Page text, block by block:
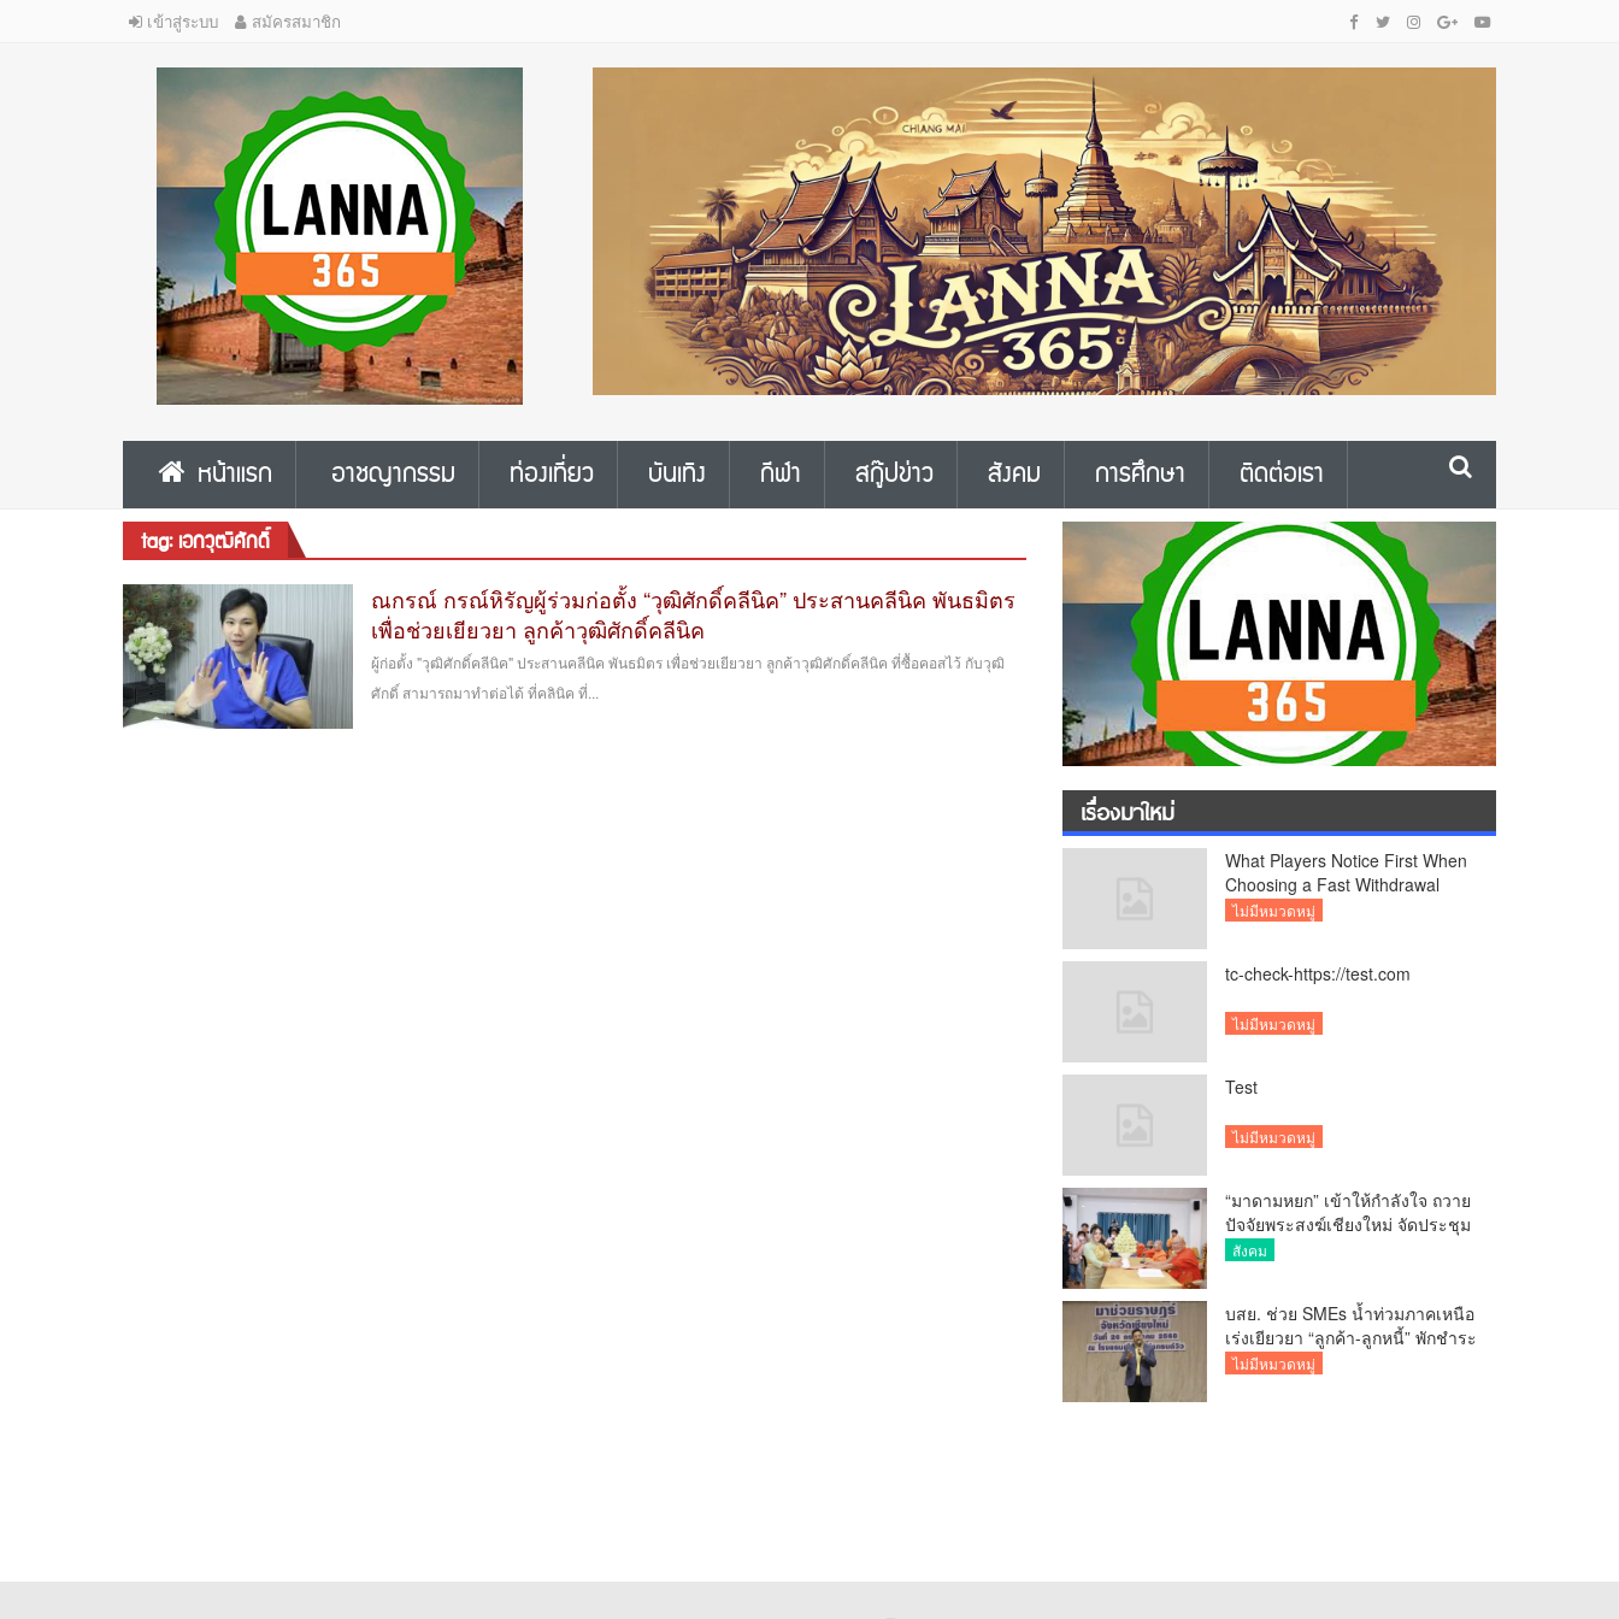
เข้าสู่ระบบ สมัครสมาชิก
หน้าแรก อาชญากรรม ท่องเที่ยว บันเทิง กีฬา สกู๊ปข่าว สังคม การศึกษา ติดต่อเรา
tag: เอกวุฒิศักดิ์
ณกรณ์ กรณ์หิรัญผู้ร่วมก่อตั้ง “วุฒิศักดิ์คลีนิค” ประสานคลีนิค พันธมิตร
เพื่อช่วยเยียวยา ลูกค้าวุฒิศักดิ์คลีนิค
ผู้ก่อตั้ง "วุฒิศักดิ์คลีนิค" ประสานคลีนิค พันธมิตร เพื่อช่วยเยียวยา ลูกค้าวุฒิศักดิ์คลีนิค ที่ซื้อคอสไว้ กับวุฒิ
ศักดิ์ สามารถมาทำต่อได้ ที่คลินิค ที่...
เรื่องมาใหม่
What Players Notice First When
Choosing a Fast Withdrawal
Casino UK
ไม่มีหมวดหมู่
tc-check-https://test.com
ไม่มีหมวดหมู่
Test
ไม่มีหมวดหมู่
“มาดามหยก” เข้าให้กำลังใจ ถวาย
ปัจจัยพระสงฆ์เชียงใหม่ จัดประชุม
ทำบัญชีรายรับรายจ่ายของวัด กว่า
สังคม
บสย. ช่วย SMEs น้ำท่วมภาคเหนือ
เร่งเยียวยา “ลูกค้า-ลูกหนี้” พักชำระ
ค่าธรรมเนียม-ค่างวด
ไม่มีหมวดหมู่